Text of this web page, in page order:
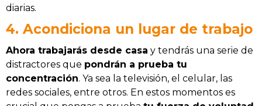
diarias.
4. Acondiciona un lugar de trabajo
Ahora trabajarás desde casa y tendrás una serie de
distractores que pondrán a prueba tu
concentración. Ya sea la televisión, el celular, las
redes sociales, entre otros. En estos momentos es